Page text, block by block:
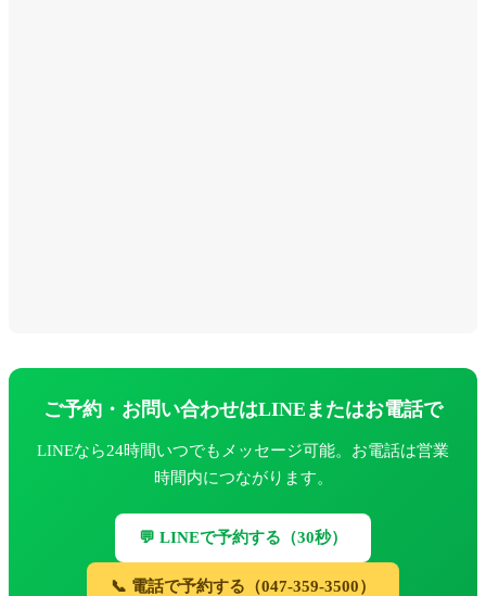
ご予約・お問い合わせはLINEまたはお電話で
LINEなら24時間いつでもメッセージ可能。お電話は営業
時間内につながります。
💬 LINEで予約する（30秒）
📞 電話で予約する（047-359-3500）